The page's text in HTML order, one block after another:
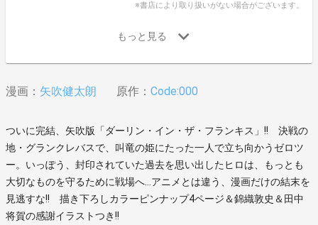
※書店により取り扱いがない場合がございます。
漫画： 矢吹健太朗 原作： Code:000
ついに完結、矢吹版「ダーリン・イン・ザ・フランキス」!! 決戦の
地・グランクレバスで、叫竜の姫にたった一人で立ち向かうゼロツ
ー。いっぽう、封印されていた過去を思い出したヒロは、もっとも
大切なものを守るために戦場へ…アニメとは違う、漫画だけの結末を
見逃すな!! 描き下ろしカラーピンナップ4ページ＆錦織敦史＆田中
将賀の感謝イラストつき!!